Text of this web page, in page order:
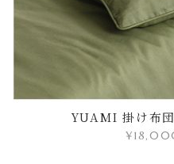
YUAMI 掛け布団